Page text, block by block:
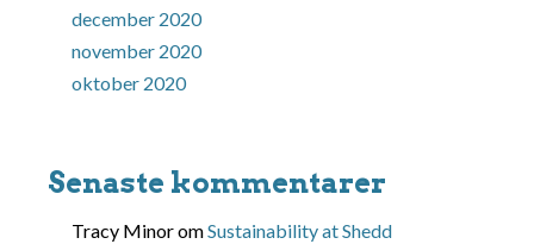
december 2020
november 2020
oktober 2020
Senaste kommentarer
Tracy MinoromSustainability at Shedd